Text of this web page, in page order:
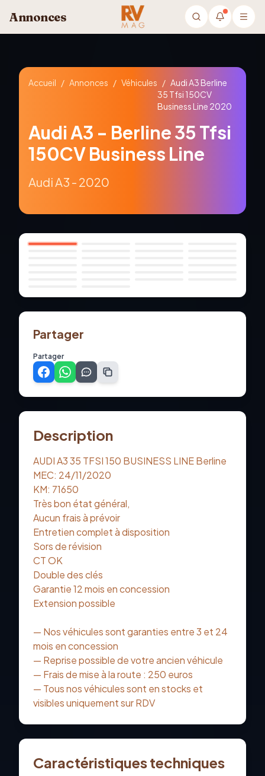
Annonces
Accueil / Annonces / Véhicules / Audi A3 Berline
35 Tfsi 150CV
Business Line 2020
Audi A3 - Berline 35 Tfsi
150CV Business Line
Audi A3 - 2020
1/26
Partager
Partager
Description
AUDI A3 35 TFSI 150 BUSINESS LINE Berline
MEC: 24/11/2020
KM: 71650
Très bon état général,
Aucun frais à prévoir
Entretien complet à disposition
Sors de révision
CT OK
Double des clés
Garantie 12 mois en concession
Extension possible
— Nos véhicules sont garanties entre 3 et 24
mois en concession
— Reprise possible de votre ancien véhicule
— Frais de mise à la route : 250 euros
— Tous nos véhicules sont en stocks et
visibles uniquement sur RDV
Caractéristiques techniques